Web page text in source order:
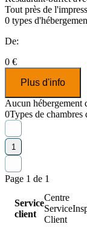
Tout près de
0 types
De:
0 €
Plus d'info
Aucun hébergement
0Types de chambres
1
Page 1 de 1
Service
client
Centre
Service
Client